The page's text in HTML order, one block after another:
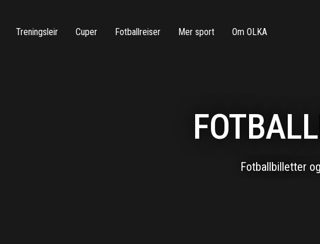
Treningsleir Cuper Fotballreiser Mer sport Om OLKA
Fotballbilletter